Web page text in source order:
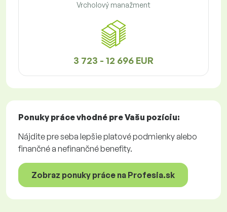
Vrcholový manažment
3 723 - 12 696 EUR
Ponuky prácevhodné pre Vašu pozíciu:
Nájdite pre seba lepšie platové podmienky alebo
finančné a nefinančné benefity.
Zobraz ponuky práce na Profesia.sk